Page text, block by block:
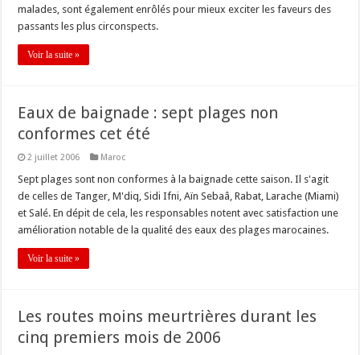
malades, sont également enrôlés pour mieux exciter les faveurs des
passants les plus circonspects.
Voir la suite »
Eaux de baignade : sept plages non
conformes cet été
2 juillet 2006 Maroc
Sept plages sont non conformes à la baignade cette saison. Il s'agit
de celles de Tanger, M'diq, Sidi Ifni, Aïn Sebaâ, Rabat, Larache (Miami)
et Salé. En dépit de cela, les responsables notent avec satisfaction une
amélioration notable de la qualité des eaux des plages marocaines.
Voir la suite »
Les routes moins meurtrières durant les
cinq premiers mois de 2006